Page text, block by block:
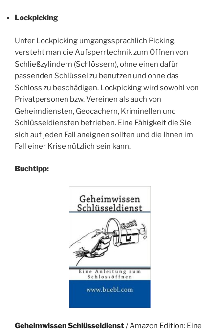
Lockpicking
Unter Lockpicking umgangssprachlich Picking,
versteht man die Aufsperrtechnik zum Öffnen von
Schließzylindern (Schlössern), ohne einen dafür
passenden Schlüssel zu benutzen und ohne das
Schloss zu beschädigen. Lockpicking wird sowohl von
Privatpersonen bzw. Vereinen als auch von
Geheimdiensten, Geocachern, Kriminellen und
Schlüsseldiensten betrieben. Eine Fähigkeit die Sie
sich auf jeden Fall aneignen sollten und die Ihnen im
Fall einer Krise nützlich sein kann.
Buchtipp:
Geheimwissen Schlüsseldienst/ Amazon Edition: Eine